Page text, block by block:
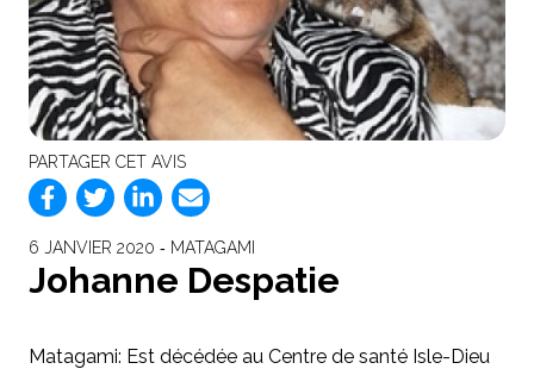
PARTAGER CET AVIS
6 JANVIER 2020 ‐ MATAGAMI
Johanne Despatie
Matagami: Est décédée au Centre de santé Isle-Dieu